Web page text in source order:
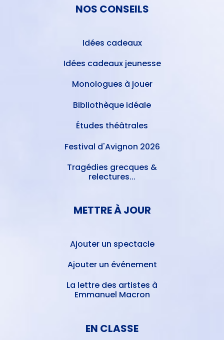
NOS CONSEILS
Idées cadeaux
Idées cadeaux jeunesse
Monologues à jouer
Bibliothèque idéale
Études théâtrales
Festival d'Avignon 2026
Tragédies grecques &
relectures...
METTRE À JOUR
Ajouter un spectacle
Ajouter un événement
La lettre des artistes à
Emmanuel Macron
EN CLASSE